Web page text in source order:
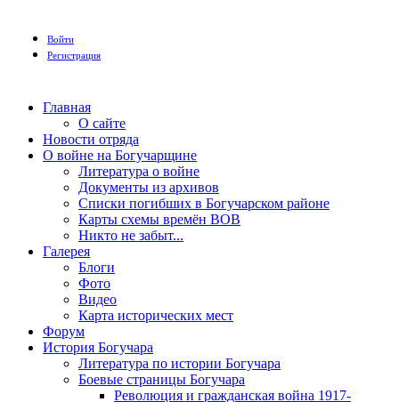
Войти
Регистрация
Главная
О сайте
Новости отряда
О войне на Богучарщине
Литература о войне
Документы из архивов
Списки погибших в Богучарском районе
Карты схемы времён ВОВ
Никто не забыт...
Галерея
Блоги
Фото
Видео
Карта исторических мест
Форум
История Богучара
Литература по истории Богучара
Боевые страницы Богучара
Революция и гражданская война 1917-